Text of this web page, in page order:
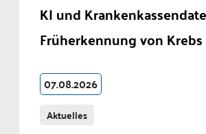
KI und
Früherkennung von Krebs
07.08.2026
Aktuelles